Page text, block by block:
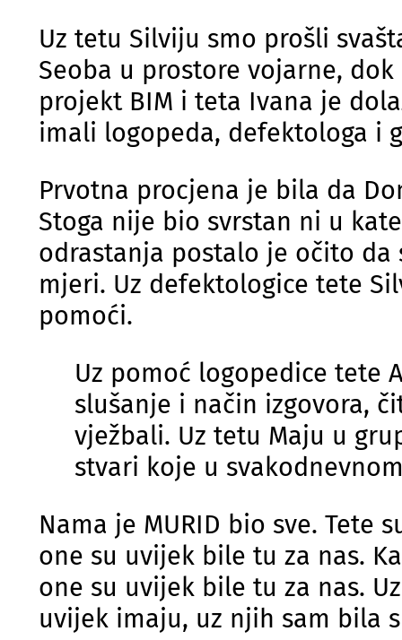
Uz tetu Silviju smo prošli
Seoba u prostore vojarne,
projekt BIM i teta Ivana je
imali logopeda, defektologa i
Prvotna procjena je bila da
Stoga nije bio svrstan ni u
odrastanja postalo je očito
mjeri. Uz defektologice tete
pomoći.
Uz pomoć logopedice tete
slušanje i način izgovora,
vježbali. Uz tetu Maju u
stvari koje u
Nama je MURID bio sve. Tete
one su uvijek bile tu za nas.
one su uvijek bile tu za nas.
uvijek imaju, uz njih sam bila